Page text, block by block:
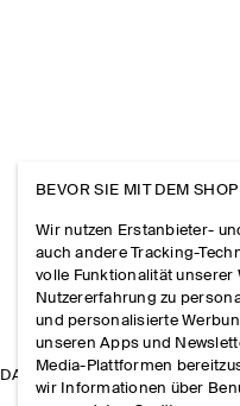
DAS UNTERNEHMEN
BEVOR SIE MIT DEM
Wir nutzen Erstanbieter-
auch andere Tracking-
volle Funktionalität unserer
Nutzererfahrung zu
und personalisierte
unseren Apps und
Media-Plattformen
wir Informationen über